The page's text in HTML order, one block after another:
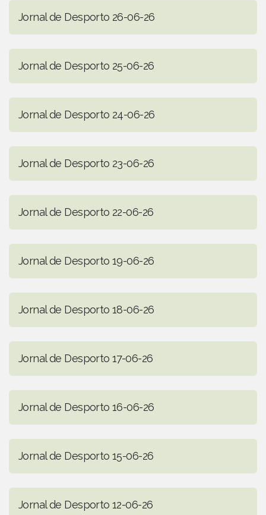
Jornal de Desporto 26-06-26
Jornal de Desporto 25-06-26
Jornal de Desporto 24-06-26
Jornal de Desporto 23-06-26
Jornal de Desporto 22-06-26
Jornal de Desporto 19-06-26
Jornal de Desporto 18-06-26
Jornal de Desporto 17-06-26
Jornal de Desporto 16-06-26
Jornal de Desporto 15-06-26
Jornal de Desporto 12-06-26